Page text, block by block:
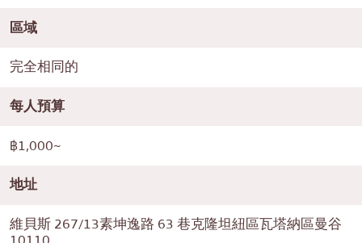
區域
完全相同的
每人預算
฿1,000~
地址
維貝斯 267/13素坤逸路 63 巷克隆坦紐區瓦塔納區曼谷